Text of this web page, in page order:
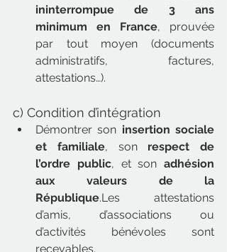
ininterrompue de 3 ans
minimum en France, prouvée
par tout moyen (documents
administratifs, factures,
attestations…).
c) Condition d’intégration
Démontrer son insertion sociale
et familiale, son respect de
l’ordre public, et son adhésion
aux valeurs de la
République.Les attestations
d’amis, d’associations ou
d’activités bénévoles sont
recevables.